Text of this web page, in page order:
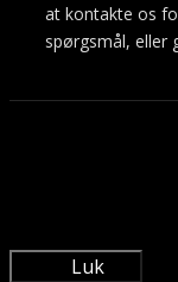
at kontakte os
spørgsmål, eller
Luk